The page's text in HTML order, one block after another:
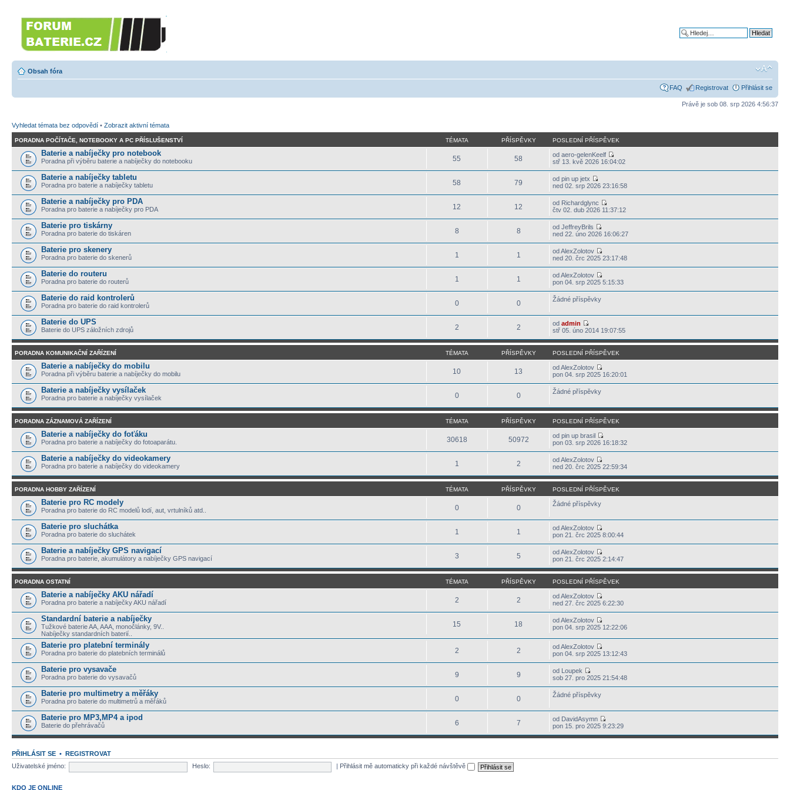
Obsah fóra
FAQ Registrovat Přihlásit se
Právě je sob 08. srp 2026 4:56:37
Vyhledat témata bez odpovědí • Zobrazit aktivní témata
PORADNA POČÍTAČE, NOTEBOOKY A PC PŘÍSLUŠENSTVÍ TÉMATA PŘÍSPĚVKY POSLEDNÍ PŘÍSPĚVEK
Baterie a nabíječky pro notebook
Poradna při výběru baterie a nabíječky do notebooku 55 58
od aero-gelenKeelf
stř 13. kvě 2026 16:04:02
Baterie a nabíječky tabletu
Poradna pro baterie a nabíječky tabletu 58 79
od pin up jetx
ned 02. srp 2026 23:16:58
Baterie a nabíječky pro PDA
Poradna pro baterie a nabíječky pro PDA 12 12
od Richardglync
čtv 02. dub 2026 11:37:12
Baterie pro tiskárny
Poradna pro baterie do tiskáren 8 8
od JeffreyBrils
ned 22. úno 2026 16:06:27
Baterie pro skenery
Poradna pro baterie do skenerů 1 1
od AlexZolotov
ned 20. črc 2025 23:17:48
Baterie do routeru
Poradna pro baterie do routerů 1 1
od AlexZolotov
pon 04. srp 2025 5:15:33
Baterie do raid kontrolerů
Poradna pro baterie do raid kontrolerů 0 0 Žádné příspěvky
Baterie do UPS
Baterie do UPS záložních zdrojů 2 2 odadmin
stř 05. úno 2014 19:07:55
PORADNA KOMUNIKAČNÍ ZAŘÍZENÍ TÉMATA PŘÍSPĚVKY POSLEDNÍ PŘÍSPĚVEK
Baterie a nabíječky do mobilu
Poradna při výběru baterie a nabíječky do mobilu 10 13
od AlexZolotov
pon 04. srp 2025 16:20:01
Baterie a nabíječky vysílaček
Poradna pro baterie a nabíječky vysílaček 0 0 Žádné příspěvky
PORADNA ZÁZNAMOVÁ ZAŘÍZENÍ TÉMATA PŘÍSPĚVKY POSLEDNÍ PŘÍSPĚVEK
Baterie a nabíječky do foťáku
Poradna pro baterie a nabíječky do fotoaparátu. 30618 50972
od pin up brasil
pon 03. srp 2026 16:18:32
Baterie a nabíječky do videokamery
Poradna pro baterie a nabíječky do videokamery 1 2
od AlexZolotov
ned 20. črc 2025 22:59:34
PORADNA HOBBY ZAŘÍZENÍ TÉMATA PŘÍSPĚVKY POSLEDNÍ PŘÍSPĚVEK
Baterie pro RC modely
Poradna pro baterie do RC modelů lodí, aut, vrtulníků atd.. 0 0 Žádné příspěvky
Baterie pro sluchátka
Poradna pro baterie do sluchátek 1 1
od AlexZolotov
pon 21. črc 2025 8:00:44
Baterie a nabíječky GPS navigací
Poradna pro baterie, akumulátory a nabíječky GPS navigací 3 5
od AlexZolotov
pon 21. črc 2025 2:14:47
PORADNA OSTATNÍ TÉMATA PŘÍSPĚVKY POSLEDNÍ PŘÍSPĚVEK
Baterie a nabíječky AKU nářadí
Poradna pro baterie a nabíječky AKU nářadí 2 2
od AlexZolotov
ned 27. črc 2025 6:22:30
Standardní baterie a nabíječky
Tužkové baterie AA, AAA, monočlánky, 9V..
Nabíječky standardních baterií..
15 18
od AlexZolotov
pon 04. srp 2025 12:22:06
Baterie pro platební terminály
Poradna pro baterie do platebních terminálů 2 2
od AlexZolotov
pon 04. srp 2025 13:12:43
Baterie pro vysavače
Poradna pro baterie do vysavačů 9 9
od Loupek
sob 27. pro 2025 21:54:48
Baterie pro multimetry a měřáky
Poradna pro baterie do multimetrů a měřáků 0 0 Žádné příspěvky
Baterie pro MP3,MP4 a ipod
Baterie do přehrávačů 6 7
od DavidAsymn
pon 15. pro 2025 9:23:29
PŘIHLÁSIT SE • REGISTROVAT
Uživatelské jméno:
Heslo: Přihlásit mě automaticky při každé návštěvě
KDO JE ONLINE